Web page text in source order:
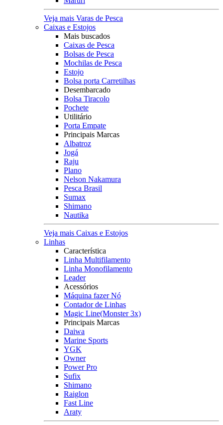
Veja mais Varas de Pesca
Caixas e Estojos
Mais buscados
Caixas de Pesca
Bolsas de Pesca
Mochilas de Pesca
Estojo
Bolsa porta Carretilhas
Desembarcado
Bolsa Tiracolo
Pochete
Utilitário
Porta Empate
Principais Marcas
Albatroz
Jogá
Raju
Plano
Nelson Nakamura
Pesca Brasil
Sumax
Shimano
Nautika
Veja mais Caixas e Estojos
Linhas
Característica
Linha Multifilamento
Linha Monofilamento
Leader
Acessórios
Máquina fazer Nó
Contador de Linhas
Magic Line(Monster 3x)
Principais Marcas
Daiwa
Marine Sports
YGK
Owner
Power Pro
Sufix
Shimano
Raiglon
Fast Line
Araty